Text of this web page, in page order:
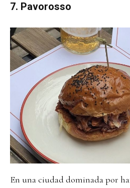
7. Pavorosso
En una ciudad dominada por